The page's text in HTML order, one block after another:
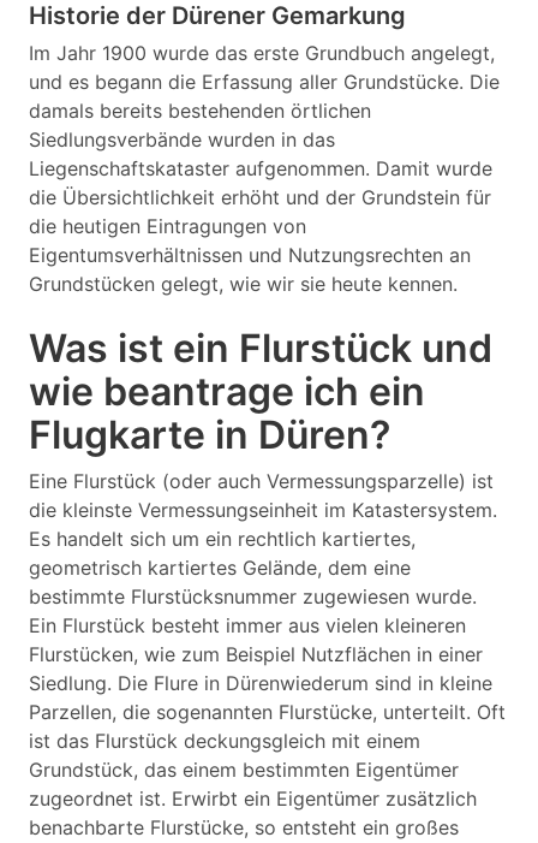
Historie der Dürener Gemarkung
Im Jahr 1900 wurde das erste Grundbuch angelegt,
und es begann die Erfassung aller Grundstücke. Die
damals bereits bestehenden örtlichen
Siedlungsverbände wurden in das
Liegenschaftskataster aufgenommen. Damit wurde
die Übersichtlichkeit erhöht und der Grundstein für
die heutigen Eintragungen von
Eigentumsverhältnissen und Nutzungsrechten an
Grundstücken gelegt, wie wir sie heute kennen.
Was ist ein Flurstück und
wie beantrage ich ein
Flugkarte in Düren?
Eine Flurstück (oder auch Vermessungsparzelle) ist
die kleinste Vermessungseinheit im Katastersystem.
Es handelt sich um ein rechtlich kartiertes,
geometrisch kartiertes Gelände, dem eine
bestimmte Flurstücksnummer zugewiesen wurde.
Ein Flurstück besteht immer aus vielen kleineren
Flurstücken, wie zum Beispiel Nutzflächen in einer
Siedlung. Die Flure in Dürenwiederum sind in kleine
Parzellen, die sogenannten Flurstücke, unterteilt. Oft
ist das Flurstück deckungsgleich mit einem
Grundstück, das einem bestimmten Eigentümer
zugeordnet ist. Erwirbt ein Eigentümer zusätzlich
benachbarte Flurstücke, so entsteht ein großes